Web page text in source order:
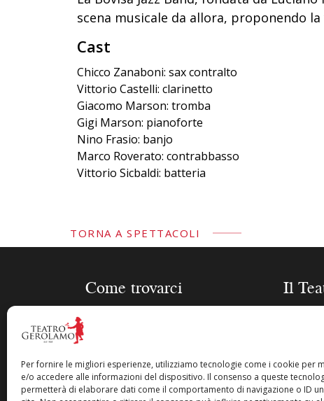
Per fornire le migliori esperienze, utilizziamo tecnologie come i cookie per
e/o accedere alle informazioni del dispositivo. Il consenso a queste
permetterà di elaborare dati come il comportamento di navigazione o ID
scena musicale da allora, proponendo
Cast
Chicco Zanaboni: sax contralto
Vittorio Castelli: clarinetto
Giacomo Marson: tromba
Gigi Marson: pianoforte
Nino Frasio: banjo
Marco Roverato: contrabbasso
Vittorio Sicbaldi: batteria
TORNA A SPETTACOLI
Come trovarci
info@teatrogerolamo.it
Il